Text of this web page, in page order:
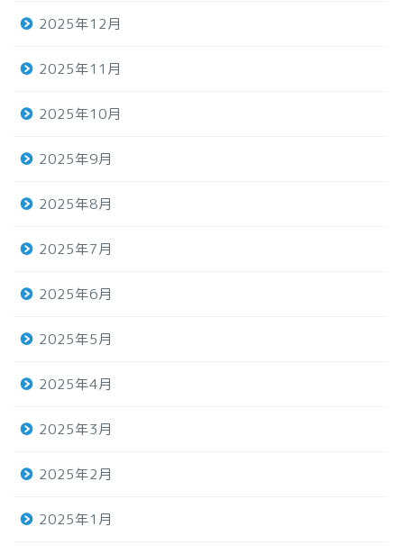
2025年12月
2025年11月
2025年10月
2025年9月
2025年8月
2025年7月
2025年6月
2025年5月
2025年4月
2025年3月
2025年2月
2025年1月